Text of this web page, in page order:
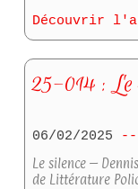
Découvrir
25-014 : Le
06/02/2025
Le silence –
de Littérature